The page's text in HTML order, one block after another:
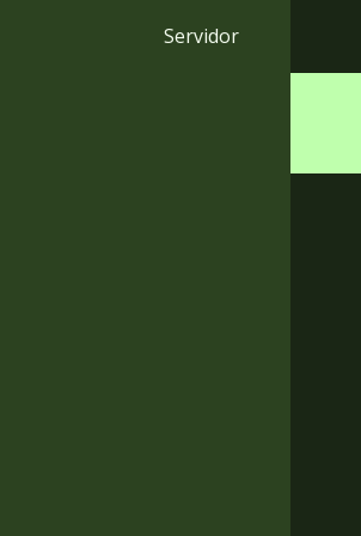
Servidor